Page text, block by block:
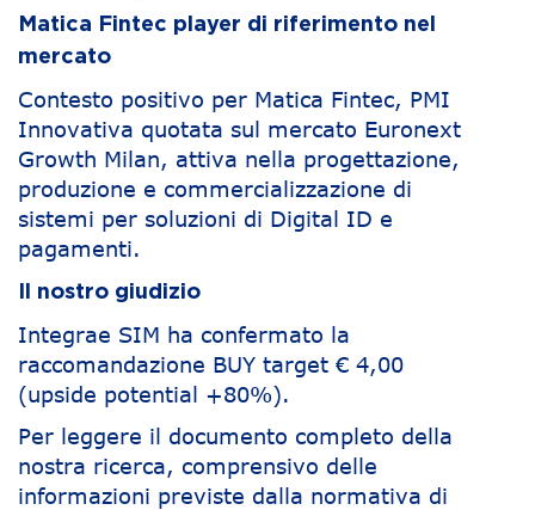
Matica Fintec player di riferimento nel
mercato
Contesto positivo per Matica Fintec, PMI
Innovativa quotata sul mercato Euronext
Growth Milan, attiva nella progettazione,
produzione e commercializzazione di
sistemi per soluzioni di Digital ID e
pagamenti.
Il nostro giudizio
Integrae SIM ha confermato la
raccomandazione BUY target € 4,00
(upside potential +80%).
Per leggere il documento completo della
nostra ricerca, comprensivo delle
informazioni previste dalla normativa di